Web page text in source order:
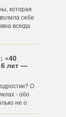
которая
себе
всегда
«40
лет —
О
- обо
не о